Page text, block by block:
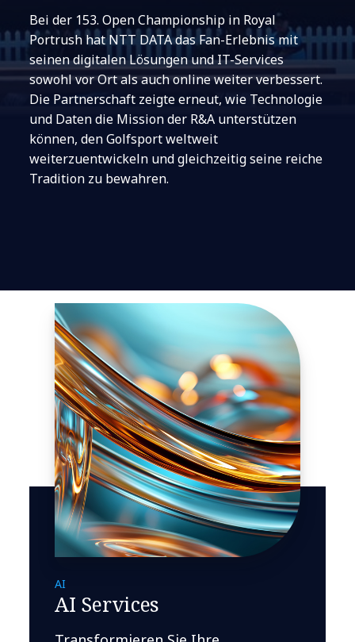
Bei der 153. Open Championship in Royal
Portrush hat NTT DATA das Fan-Erlebnis mit
seinen digitalen Lösungen und IT-Services
sowohl vor Ort als auch online weiter verbessert.
Die Partnerschaft zeigte erneut, wie Technologie
und Daten die Mission der R&A unterstützen
können, den Golfsport weltweit
weiterzuentwickeln und gleichzeitig seine reiche
Tradition zu bewahren.
AI
AI Services